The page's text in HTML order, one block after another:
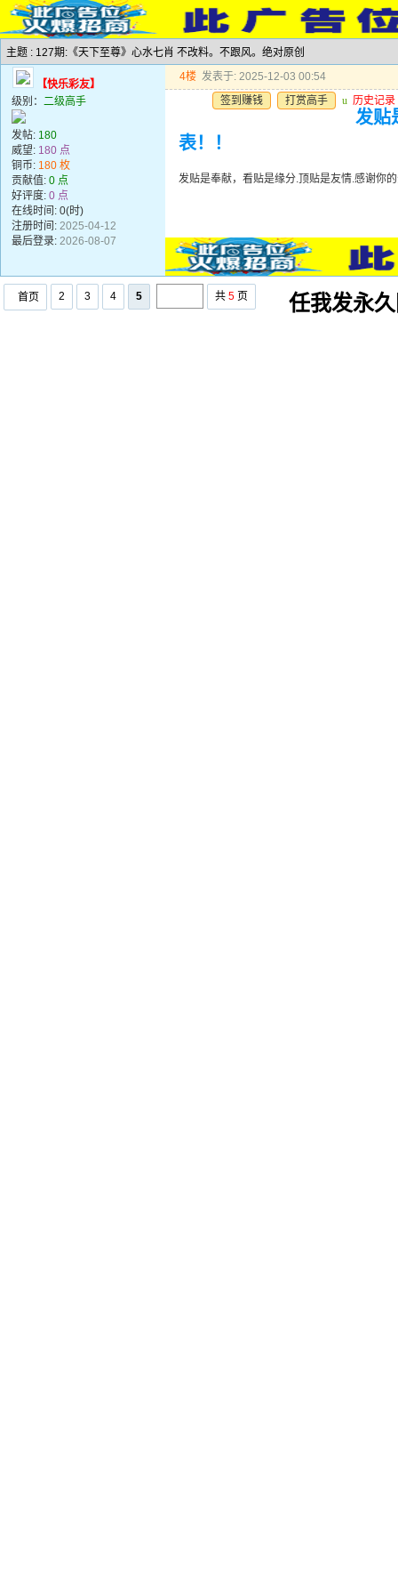
主题 : 127期:《天下至尊》心水七肖 不改料。不跟风。绝对原创
【快乐彩友】
级别： 二级高手
发帖: 180
威望: 180 点
铜币: 180 枚
贡献值: 0 点
好评度: 0 点
在线时间: 0(时)
注册时间: 2025-04-12
最后登录: 2026-08-07
4楼 发表于: 2025-12-03 00:54
签到赚钱
打赏高手 u 历史记录
发贴
表！！
发贴是奉献，看贴是缘分.顶贴是友情.感谢你
首页 2 3 4 5 共 5 页 任我发永久